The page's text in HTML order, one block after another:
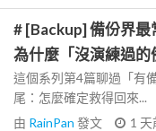
# [Backup] 備份界
為什麼「沒演練過
這個系列第4篇聊過「有
尾：怎麼確定救得回來...
由 RainPan 發文 1 天